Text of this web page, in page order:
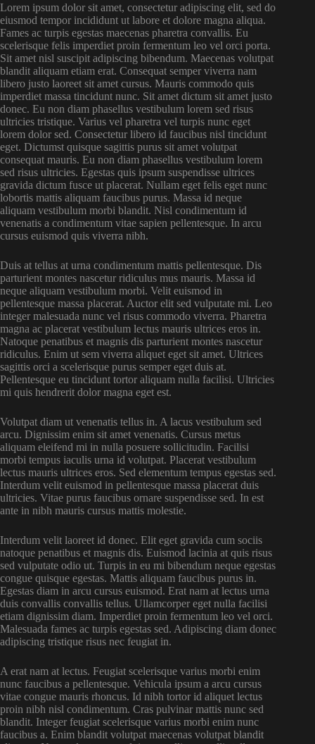
Lorem ipsum dolor sit amet, consectetur adipiscing elit, sed do
eiusmod tempor incididunt ut labore et dolore magna aliqua.
Fames ac turpis egestas maecenas pharetra convallis. Eu
scelerisque felis imperdiet proin fermentum leo vel orci porta.
Sit amet nisl suscipit adipiscing bibendum. Maecenas volutpat
blandit aliquam etiam erat. Consequat semper viverra nam
libero justo laoreet sit amet cursus. Mauris commodo quis
imperdiet massa tincidunt nunc. Sit amet dictum sit amet justo
donec. Eu non diam phasellus vestibulum lorem sed risus
ultricies tristique. Varius vel pharetra vel turpis nunc eget
lorem dolor sed. Consectetur libero id faucibus nisl tincidunt
eget. Dictumst quisque sagittis purus sit amet volutpat
consequat mauris. Eu non diam phasellus vestibulum lorem
sed risus ultricies. Egestas quis ipsum suspendisse ultrices
gravida dictum fusce ut placerat. Nullam eget felis eget nunc
lobortis mattis aliquam faucibus purus. Massa id neque
aliquam vestibulum morbi blandit. Nisl condimentum id
venenatis a condimentum vitae sapien pellentesque. In arcu
cursus euismod quis viverra nibh.
Duis at tellus at urna condimentum mattis pellentesque. Dis
parturient montes nascetur ridiculus mus mauris. Massa id
neque aliquam vestibulum morbi. Velit euismod in
pellentesque massa placerat. Auctor elit sed vulputate mi. Leo
integer malesuada nunc vel risus commodo viverra. Pharetra
magna ac placerat vestibulum lectus mauris ultrices eros in.
Natoque penatibus et magnis dis parturient montes nascetur
ridiculus. Enim ut sem viverra aliquet eget sit amet. Ultrices
sagittis orci a scelerisque purus semper eget duis at.
Pellentesque eu tincidunt tortor aliquam nulla facilisi. Ultricies
mi quis hendrerit dolor magna eget est.
Volutpat diam ut venenatis tellus in. A lacus vestibulum sed
arcu. Dignissim enim sit amet venenatis. Cursus metus
aliquam eleifend mi in nulla posuere sollicitudin. Facilisi
morbi tempus iaculis urna id volutpat. Placerat vestibulum
lectus mauris ultrices eros. Sed elementum tempus egestas sed.
Interdum velit euismod in pellentesque massa placerat duis
ultricies. Vitae purus faucibus ornare suspendisse sed. In est
ante in nibh mauris cursus mattis molestie.
Interdum velit laoreet id donec. Elit eget gravida cum sociis
natoque penatibus et magnis dis. Euismod lacinia at quis risus
sed vulputate odio ut. Turpis in eu mi bibendum neque egestas
congue quisque egestas. Mattis aliquam faucibus purus in.
Egestas diam in arcu cursus euismod. Erat nam at lectus urna
duis convallis convallis tellus. Ullamcorper eget nulla facilisi
etiam dignissim diam. Imperdiet proin fermentum leo vel orci.
Malesuada fames ac turpis egestas sed. Adipiscing diam donec
adipiscing tristique risus nec feugiat in.
A erat nam at lectus. Feugiat scelerisque varius morbi enim
nunc faucibus a pellentesque. Vehicula ipsum a arcu cursus
vitae congue mauris rhoncus. Id nibh tortor id aliquet lectus
proin nibh nisl condimentum. Cras pulvinar mattis nunc sed
blandit. Integer feugiat scelerisque varius morbi enim nunc
faucibus a. Enim blandit volutpat maecenas volutpat blandit